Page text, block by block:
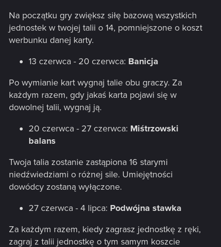
Na początku gry zwiększ siłę bazową wszystkich
jednostek w twojej talii o 14, pomniejszone o koszt
werbunku danej karty.
13 czerwca - 20 czerwca: Banicja
Po wymianie kart wygnaj talie obu graczy. Za
każdym razem, gdy jakaś karta pojawi się w
dowolnej talii, wygnaj ją.
20 czerwca - 27 czerwca: Miśtrzowski
balans
Twoja talia zostanie zastąpiona 16 starymi
niedźwiedziami o różnej sile. Umiejętności
dowódcy zostaną wyłączone.
27 czerwca - 4 lipca: Podwójna stawka
Za każdym razem, kiedy zagrasz jednostkę z ręki,
zagraj z talii jednostkę o tym samym koszcie